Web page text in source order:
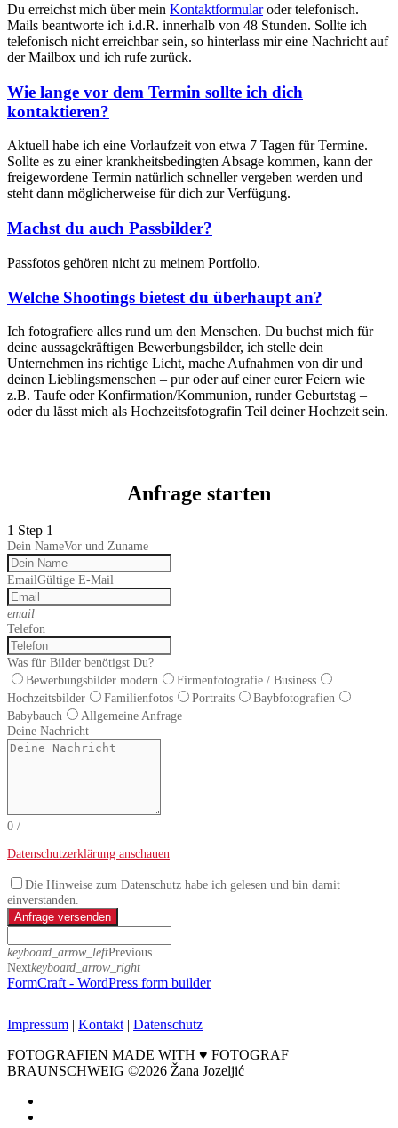
Du erreichst mich über mein Kontaktformularoder telefonisch.
Mails beantworte ich i.d.R. innerhalb von 48 Stunden. Sollte ich
telefonisch nicht erreichbar sein, so hinterlass mir eine Nachricht auf
der Mailbox und ich rufe zurück.
Wie lange vor dem Termin sollte ich dich
kontaktieren?
Aktuell habe ich eine Vorlaufzeit von etwa 7 Tagen für Termine.
Sollte es zu einer krankheitsbedingten Absage kommen, kann der
freigewordene Termin natürlich schneller vergeben werden und
steht dann möglicherweise für dich zur Verfügung.
Machst du auch Passbilder?
Passfotos gehören nicht zu meinem Portfolio.
Welche Shootings bietest du überhaupt an?
Ich fotografiere alles rund um den Menschen. Du buchst mich für
deine aussagekräftigen Bewerbungsbilder, ich stelle dein
Unternehmen ins richtige Licht, mache Aufnahmen von dir und
deinen Lieblingsmenschen – pur oder auf einer eurer Feiern wie
z.B. Taufe oder Konfirmation/Kommunion, runder Geburtstag –
oder du lässt mich als Hochzeitsfotografin Teil deiner Hochzeit sein.
Anfrage starten
1 Step 1
Dein NameVor und Zuname
EmailGültige E-Mail
email
Telefon
Was für Bilder benötigst Du?
Bewerbungsbilder modern
Firmenfotografie / Business
Hochzeitsbilder
Familienfotos Portraits
Baybfotografien
Babybauch
Allgemeine Anfrage
Deine Nachricht
0 /
Datenschutzerklärung anschauen
Die Hinweise zum Datenschutz habe ich gelesen und bin damit
einverstanden.
Anfrage versenden
keyboard_arrow_leftPrevious
Nextkeyboard_arrow_right
FormCraft - WordPress form builder
Impressum | Kontakt | Datenschutz
FOTOGRAFIEN MADE WITH ♥ FOTOGRAF
BRAUNSCHWEIG ©2026 Žana Jozeljić